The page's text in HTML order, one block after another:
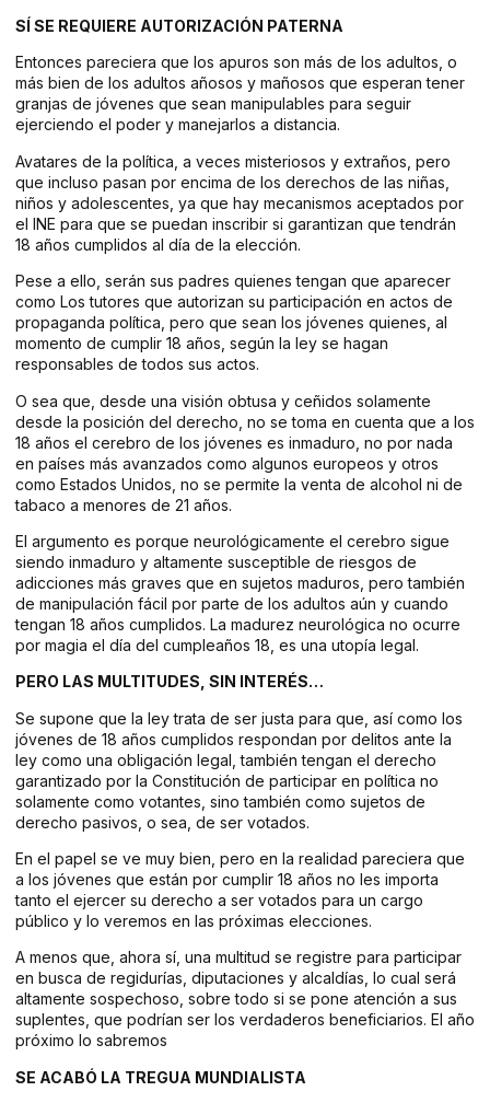
SÍ SE REQUIERE AUTORIZACIÓN PATERNA
Entonces pareciera que los apuros son más de los adultos, o
más bien de los adultos añosos y mañosos que esperan tener
granjas de jóvenes que sean manipulables para seguir
ejerciendo el poder y manejarlos a distancia.
Avatares de la política, a veces misteriosos y extraños, pero
que incluso pasan por encima de los derechos de las niñas,
niños y adolescentes, ya que hay mecanismos aceptados por
el INE para que se puedan inscribir si garantizan que tendrán
18 años cumplidos al día de la elección.
Pese a ello, serán sus padres quienes tengan que aparecer
como Los tutores que autorizan su participación en actos de
propaganda política, pero que sean los jóvenes quienes, al
momento de cumplir 18 años, según la ley se hagan
responsables de todos sus actos.
O sea que, desde una visión obtusa y ceñidos solamente
desde la posición del derecho, no se toma en cuenta que a los
18 años el cerebro de los jóvenes es inmaduro, no por nada
en países más avanzados como algunos europeos y otros
como Estados Unidos, no se permite la venta de alcohol ni de
tabaco a menores de 21 años.
El argumento es porque neurológicamente el cerebro sigue
siendo inmaduro y altamente susceptible de riesgos de
adicciones más graves que en sujetos maduros, pero también
de manipulación fácil por parte de los adultos aún y cuando
tengan 18 años cumplidos. La madurez neurológica no ocurre
por magia el día del cumpleaños 18, es una utopía legal.
PERO LAS MULTITUDES, SIN INTERÉS…
Se supone que la ley trata de ser justa para que, así como los
jóvenes de 18 años cumplidos respondan por delitos ante la
ley como una obligación legal, también tengan el derecho
garantizado por la Constitución de participar en política no
solamente como votantes, sino también como sujetos de
derecho pasivos, o sea, de ser votados.
En el papel se ve muy bien, pero en la realidad pareciera que
a los jóvenes que están por cumplir 18 años no les importa
tanto el ejercer su derecho a ser votados para un cargo
público y lo veremos en las próximas elecciones.
A menos que, ahora sí, una multitud se registre para participar
en busca de regidurías, diputaciones y alcaldías, lo cual será
altamente sospechoso, sobre todo si se pone atención a sus
suplentes, que podrían ser los verdaderos beneficiarios. El año
próximo lo sabremos
SE ACABÓ LA TREGUA MUNDIALISTA